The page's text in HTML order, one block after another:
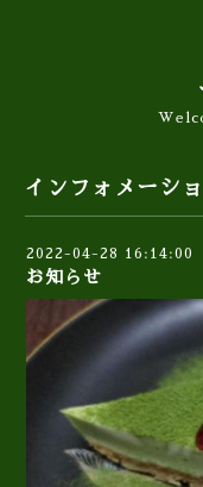
インフォメーシ
2022-04-28 16:14:00
お知らせ